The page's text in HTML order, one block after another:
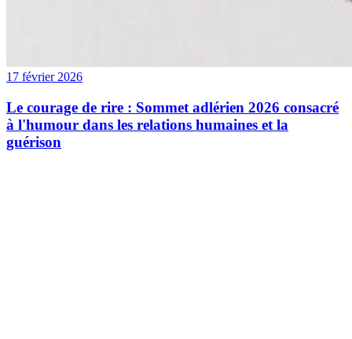
17 février 2026
Le courage de rire : Sommet adlérien 2026 consacré
à l'humour dans les relations humaines et la
guérison